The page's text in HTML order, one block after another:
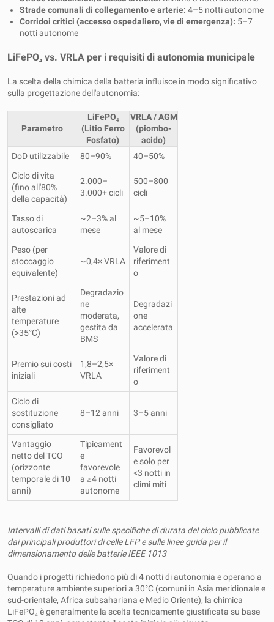
Strade comunali di collegamento e arterie: 4–5 notti autonome
Corridoi critici (accesso ospedaliero, vie di emergenza): 5–7
notti autonome
LiFePO₄ vs. VRLA per i requisiti di autonomia municipale
La scelta della chimica della batteria influisce in modo significativo
sulla progettazione dell'autonomia:
Parametro
LiFePO₄
(Litio Ferro
Fosfato)
VRLA / AGM
(piombo-
acido)
DoD utilizzabile
80–90%
40–50%
Ciclo di vita
(fino all'80%
della capacità)
2.000–
3.000+ cicli
500–800
cicli
Tasso di
autoscarica
~2–3% al
mese
~5–10%
al mese
Peso (per
stoccaggio
equivalente)
~0,4× VRLA
Valore di
riferiment
o
Prestazioni ad
alte
temperature
(>35°C)
Degradazio
ne
moderata,
gestita da
BMS
Degradazi
one
accelerata
Premio sui costi
iniziali
1,8–2,5×
VRLA
Valore di
riferiment
o
Ciclo di
sostituzione
consigliato
8–12 anni 3–5 anni
Vantaggio
netto del TCO
(orizzonte
temporale di 10
anni)
Tipicament
e
favorevole
a ≥4 notti
autonome
Favorevol
e solo per
<3 notti in
climi miti
Intervalli di dati basati sulle specifiche di durata del ciclo pubblicate
dai principali produttori di celle LFP e sulle linee guida per il
dimensionamento delle batterie IEEE 1013
Quando i progetti richiedono più di 4 notti di autonomia e operano a
temperature ambiente superiori a 30°C (comuni in Asia meridionale e
sud-orientale, Africa subsahariana e Medio Oriente), la chimica
LiFePO₄ è generalmente la scelta tecnicamente giustificata su base